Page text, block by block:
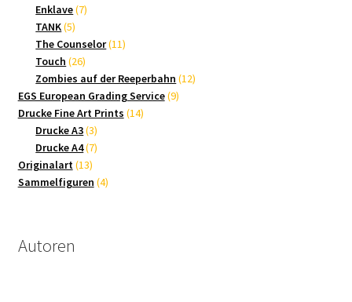
Enklave 77
TANK 55
Produkte
The Counselor 1111
Touch 2626
Produkte
Zombies auf der Reeperbahn 1212
EGS European Grading Service 99
Drucke Fine Art Prints 1414
Drucke A3 33
Produkte
Drucke A4 77
Originalart 1313
Produkte
Sammelfiguren 44
Autoren